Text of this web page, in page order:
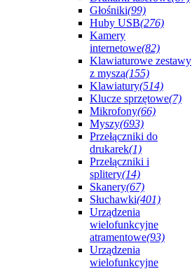
Głośniki(99)
Huby USB(276)
Kamery
internetowe(82)
Klawiaturowe zestawy
z myszą(155)
Klawiatury(514)
Klucze sprzętowe(7)
Mikrofony(66)
Myszy(693)
Przełączniki do
drukarek(1)
Przełączniki i
splitery(14)
Skanery(67)
Słuchawki(401)
Urządzenia
wielofunkcyjne
atramentowe(93)
Urządzenia
wielofunkcyjne